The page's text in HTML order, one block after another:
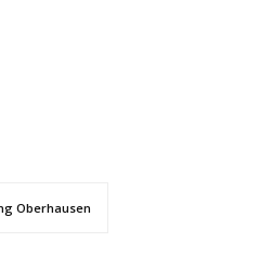
Oberhausen